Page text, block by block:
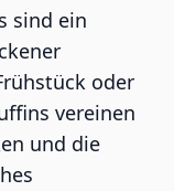
sind ein
oder
vereinen
und die